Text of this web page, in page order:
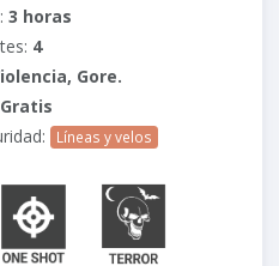
3 horas
4
Gore.
Gratis
Líneas y velos